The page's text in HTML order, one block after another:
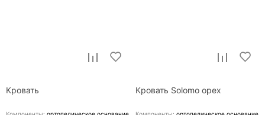
Кровать Кровать Solomo орех